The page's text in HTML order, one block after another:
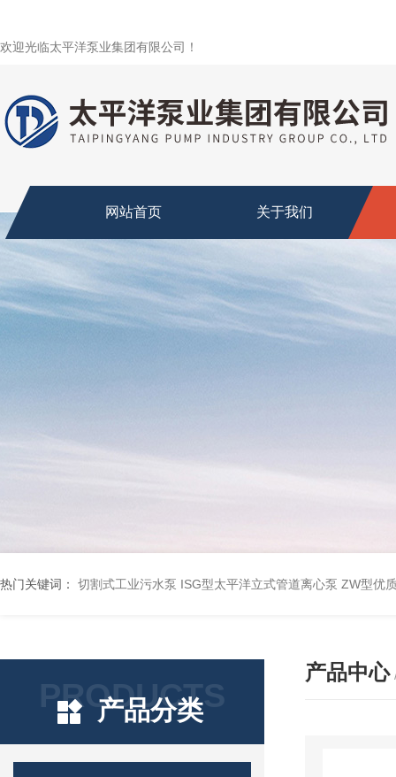
欢迎光临太平洋泵业集团有限公司！
网站首页 关于我们
热门关键词： 切割式工业污水泵 ISG型太平洋立式管道离心泵 ZW型优
PRODUCTS
产品分类
产品中心